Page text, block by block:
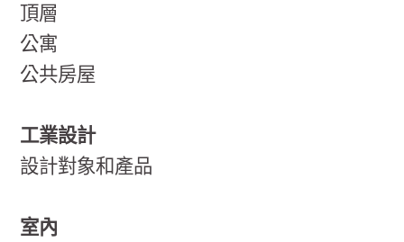
頂層
公寓
公共房屋
工業設計
設計對象和產品
室內